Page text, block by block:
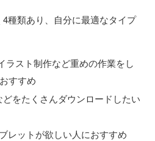
種類あり、自分に最適なタイプ
ラスト制作など重めの作業をし
すすめ
をたくさんダウンロードしたい
レットが欲しい人におすすめ